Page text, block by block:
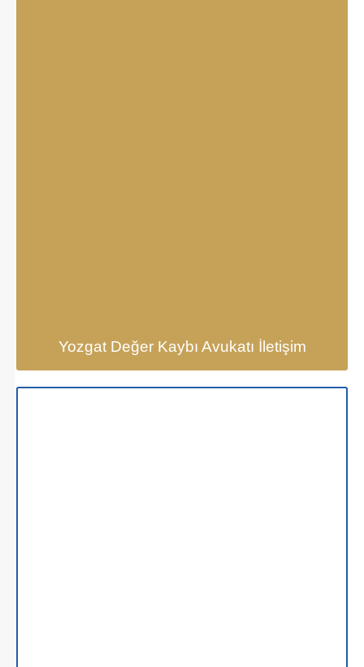
Yozgat Değer Kaybı Avukatı İletişim